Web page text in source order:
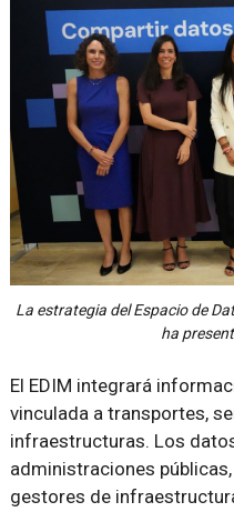
La estrategia del Espacio de
ha
El EDIM integrará
vinculada a transportes,
infraestructuras. Los
administraciones
gestores de